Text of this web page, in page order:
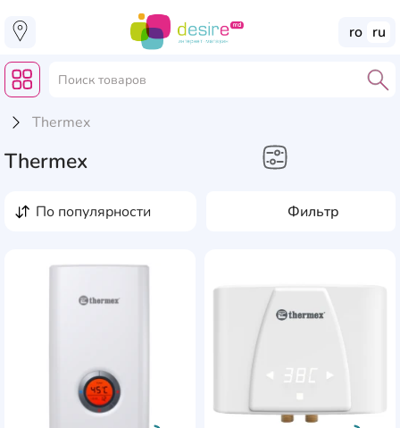
ro ru
Thermex
Thermex
Фильтр
по популярности
AddCardToFavourite